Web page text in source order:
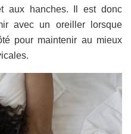
aux hanches. Il est donc
avec un oreiller lorsque
pour maintenir au mieux